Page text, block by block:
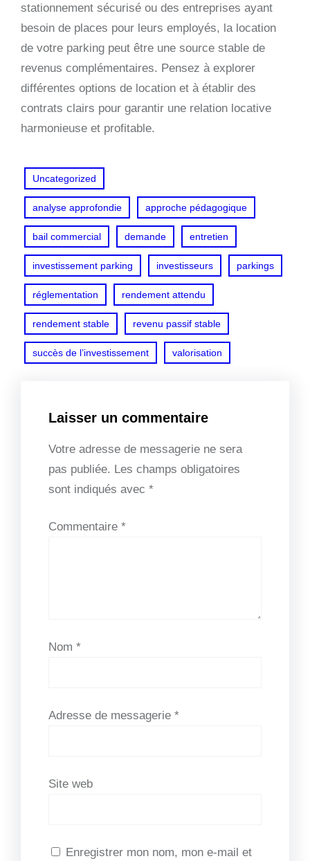
stationnement sécurisé ou des entreprises ayant
besoin de places pour leurs employés, la location
de votre parking peut être une source stable de
revenus complémentaires. Pensez à explorer
différentes options de location et à établir des
contrats clairs pour garantir une relation locative
harmonieuse et profitable.
Uncategorized
analyse approfondie approche pédagogique
bail commercial demande entretien
investissement parking investisseurs parkings
réglementation rendement attendu
rendement stable revenu passif stable
succès de l’investissement valorisation
Laisser un commentaire
Votre adresse de messagerie ne sera
pas publiée. Les champs obligatoires
sont indiqués avec *
Commentaire *
Nom *
Adresse de messagerie *
Site web
Enregistrer mon nom, mon e-mail et